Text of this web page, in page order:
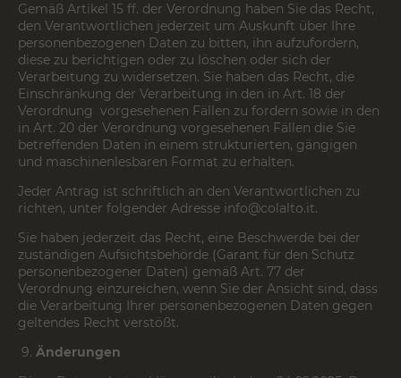
Gemäß Artikel 15 ff. der Verordnung haben Sie das Recht,
den Verantwortlichen jederzeit um Auskunft über Ihre
personenbezogenen Daten zu bitten, ihn aufzufordern,
diese zu berichtigen oder zu löschen oder sich der
Verarbeitung zu widersetzen. Sie haben das Recht, die
Einschränkung der Verarbeitung in den in Art. 18 der
Verordnung vorgesehenen Fällen zu fordern sowie in den
in Art. 20 der Verordnung vorgesehenen Fällen die Sie
betreffenden Daten in einem strukturierten, gängigen
und maschinenlesbaren Format zu erhalten.
Jeder Antrag ist schriftlich an den Verantwortlichen zu
richten, unter folgender Adresse info@colalto.it.
Sie haben jederzeit das Recht, eine Beschwerde bei der
zuständigen Aufsichtsbehörde (Garant für den Schutz
personenbezogener Daten) gemäß Art. 77 der
Verordnung einzureichen, wenn Sie der Ansicht sind, dass
die Verarbeitung Ihrer personenbezogenen Daten gegen
geltendes Recht verstößt.
Änderungen